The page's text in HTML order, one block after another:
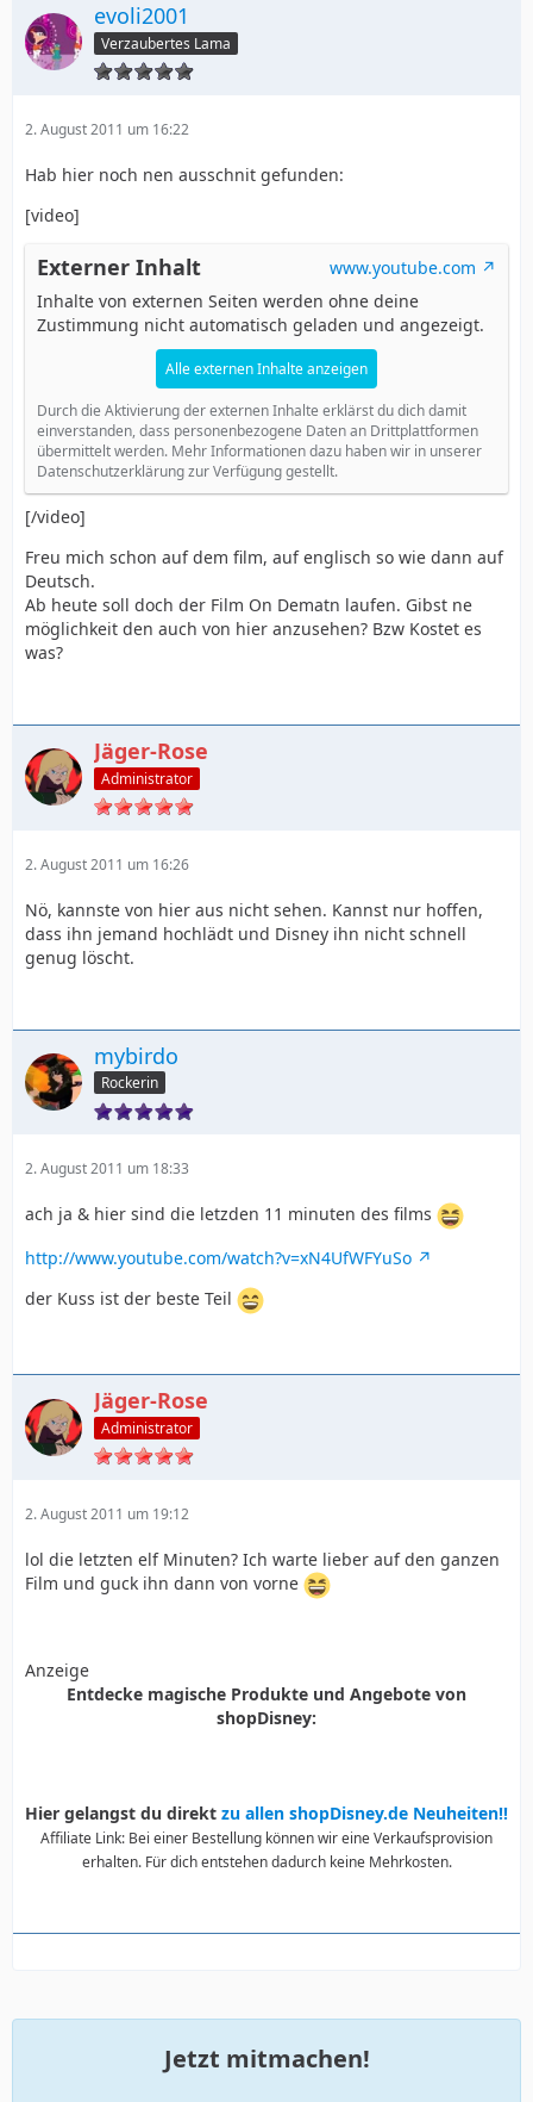
evoli2001
Verzaubertes Lama
2. August 2011 um 16:22
Hab hier noch nen ausschnit gefunden:
[video]
Externer Inhalt
www.youtube.com
Inhalte von externen Seiten werden ohne deine
Zustimmung nicht automatisch geladen und angezeigt.
Alle externen Inhalte anzeigen
Durch die Aktivierung der externen Inhalte erklärst du dich damit
einverstanden, dass personenbezogene Daten an Drittplattformen
übermittelt werden. Mehr Informationen dazu haben wir in unserer
Datenschutzerklärung zur Verfügung gestellt.
[/video]
Freu mich schon auf dem film, auf englisch so wie dann auf
Deutsch.
Ab heute soll doch der Film On Dematn laufen. Gibst ne
möglichkeit den auch von hier anzusehen? Bzw Kostet es
was?
Jäger-Rose
Administrator
2. August 2011 um 16:26
Nö, kannste von hier aus nicht sehen. Kannst nur hoffen,
dass ihn jemand hochlädt und Disney ihn nicht schnell
genug löscht.
mybirdo
Rockerin
2. August 2011 um 18:33
ach ja & hier sind die letzden 11 minuten des films
http://www.youtube.com/watch?v=xN4UfWFYuSo
der Kuss ist der beste Teil
Jäger-Rose
Administrator
2. August 2011 um 19:12
lol die letzten elf Minuten? Ich warte lieber auf den ganzen
Film und guck ihn dann von vorne
Anzeige
Entdecke magische Produkte und Angebote von
shopDisney:
Hier gelangst du direkt zu allen shopDisney.de Neuheiten!!
Affiliate Link: Bei einer Bestellung können wir eine Verkaufsprovision
erhalten. Für dich entstehen dadurch keine Mehrkosten.
Jetzt mitmachen!